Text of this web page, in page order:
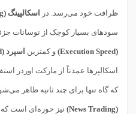
ظرافت خود می‌رسد. در اسکالپینگ (Scalping)
سودهای بسیار کوچک از نوسانات
(Execution Speed) و کمترین اسپرد (Spread)
اسکالپرها عمدتاً از مارکت اوردر
که گاه تنها برای چند ثانیه ظاهر
(News Trading) نیز حوزه‌ای است